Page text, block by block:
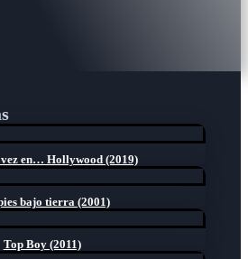
en… Hollywood (2019)
bajo tierra (2001)
Top Boy (2011)